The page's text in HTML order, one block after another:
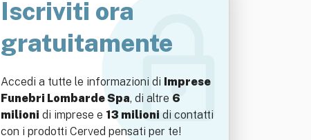
Iscriviti ora
gratuitamente
Accedi a tutte le informazioni di Imprese
Funebri Lombarde Spa, di altre 6
milioni di imprese e 13 milioni di contatti
con i prodotti Cerved pensati per te!